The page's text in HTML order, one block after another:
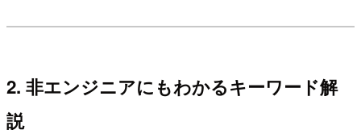
2. 非エンジニアにもわかるキーワード解
説